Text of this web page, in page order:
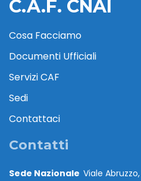
C.A.F. CNAI
Cosa Facciamo
Documenti Ufficiali
Servizi CAF
Sedi
Contattaci
Contatti
Sede Nazionale Viale